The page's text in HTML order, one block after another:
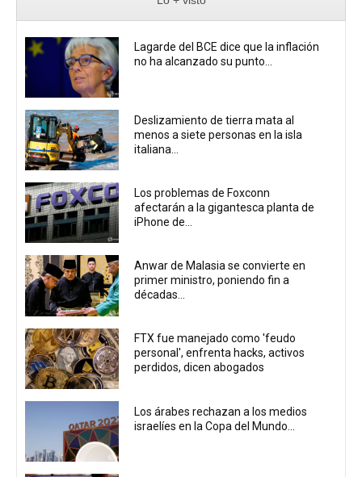
Lagarde del BCE dice que la inflación
no ha alcanzado su punto...
Deslizamiento de tierra mata al
menos a siete personas en la isla
italiana...
Los problemas de Foxconn
afectarán a la gigantesca planta de
iPhone de...
Anwar de Malasia se convierte en
primer ministro, poniendo fin a
décadas...
FTX fue manejado como 'feudo
personal', enfrenta hacks, activos
perdidos, dicen abogados
Los árabes rechazan a los medios
israelíes en la Copa del Mundo...